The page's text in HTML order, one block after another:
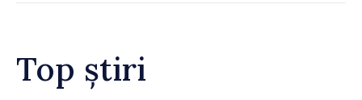
Top știri